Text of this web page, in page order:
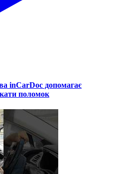
inCarDoc допомагає
поломок